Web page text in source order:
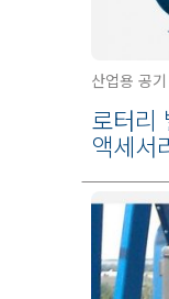
산업용 공
로터리
액세서